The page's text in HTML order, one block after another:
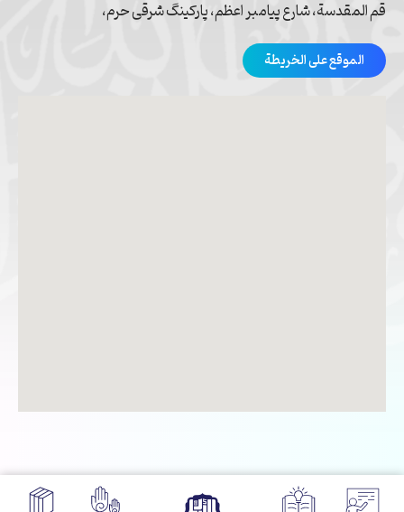
قم المقدسة، شارع پیامبر اعظم، پارکینگ شرقی حرم،
الموقع على الخريطة